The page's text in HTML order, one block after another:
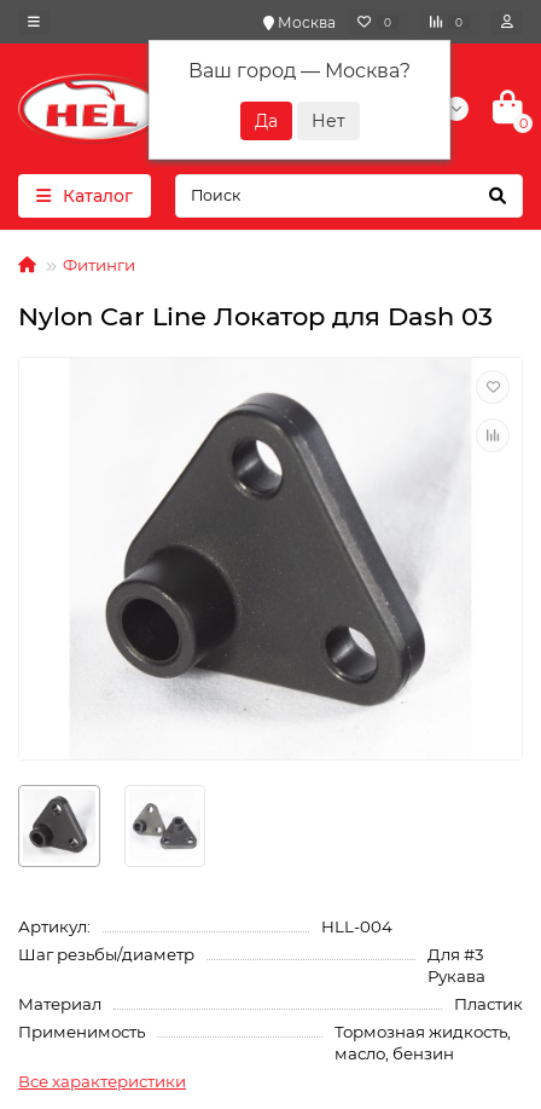
Москва
Ваш город — Москва?
0 0
+7(901) 417-10-01
0
Каталог
Фитинги
Nylon Car Line Локатор для Dash 03
Артикул:
HLL-004
Шаг резьбы/диаметр
Для #3
Рукава
Материал
Пластик
Применимость
Тормозная жидкость,
масло, бензин
Все характеристики